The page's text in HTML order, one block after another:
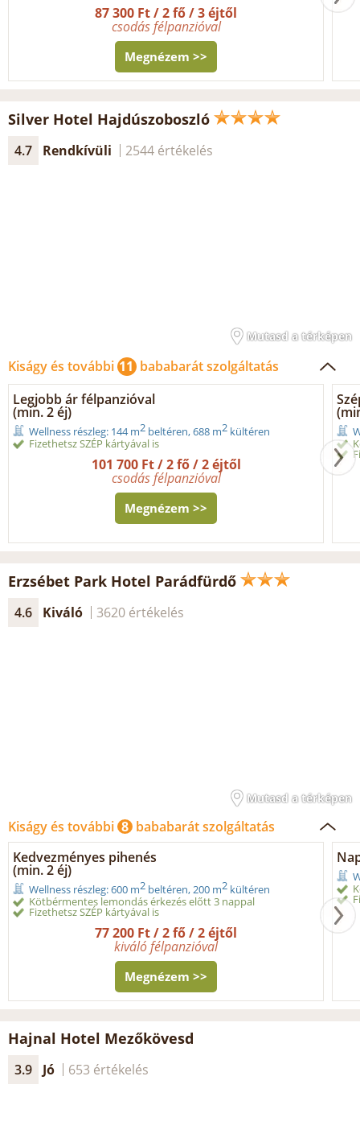
87 300 Ft / 2 fő / 3 éjtől
csodás félpanzióval
Megnézem >>
Silver Hotel Hajdúszoboszló
4.7 Rendkívüli 2544 értékelés
Mutasd a térképen
Kiságy és további 11 bababarát szolgáltatás
Legjobb ár félpanzióval
(min. 2 éj)
Wellness részleg: 144 m2 beltéren, 688 m2 kültéren
Fizethetsz SZÉP kártyával is
101 700 Ft / 2 fő / 2 éjtől
csodás félpanzióval
Megnézem >>
Erzsébet Park Hotel Parádfürdő
4.6 Kiváló 3620 értékelés
Mutasd a térképen
Kiságy és további 8 bababarát szolgáltatás
Kedvezményes pihenés
(min. 2 éj)
Wellness részleg: 600 m2 beltéren, 200 m2 kültéren
Kötbérmentes lemondás érkezés előtt 3 nappal
Fizethetsz SZÉP kártyával is
77 200 Ft / 2 fő / 2 éjtől
kiváló félpanzióval
Megnézem >>
Hajnal Hotel Mezőkövesd
3.9 Jó 653 értékelés